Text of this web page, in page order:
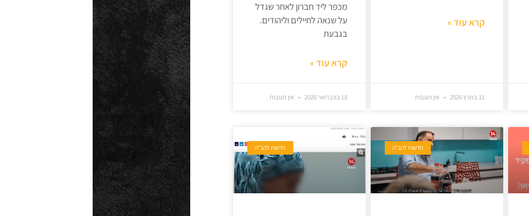
קרא עוד »
11 במרץ 2026 אין תגובות
מכפר ליד חברון לאחר שגדל
על שנאה לחיילים וליהודים.
בגבעת
קרא עוד »
18 בפברואר 2026 אין תגובות
חדשות להב"ה חדשות להב"ה